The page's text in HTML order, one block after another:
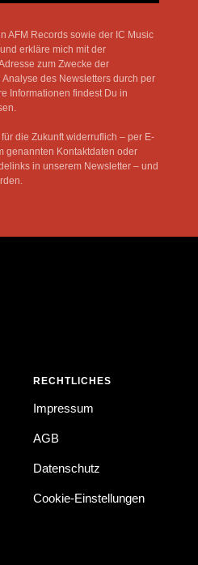
AFM Records sowie der IC Music
erkläre mich mit der
zum Zwecke der
des Newsletters durch per
Informationen findest Du in
die Zukunft widerruflich – per E-
genannten Kontaktdaten oder
in unserem Newsletter – und
RECHTLICHES
Impressum
AGB
Datenschutz
Cookie-Einstellungen